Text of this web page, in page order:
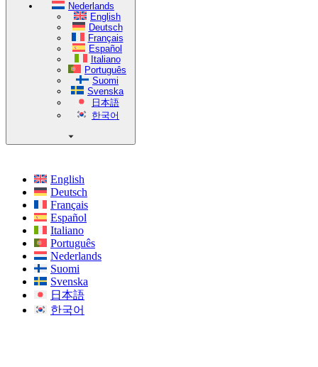
Nederlands
English
Deutsch
Français
Español
Italiano
Português
Suomi
Svenska
日本語
한국어
English
Deutsch
Français
Español
Italiano
Português
Nederlands
Suomi
Svenska
日本語
한국어